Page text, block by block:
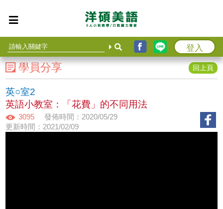
登入
學員分享 回上頁
英○室2
英語小教室：「花費」的不同用法
3095
發佈時間：2020/05/29
更新時間：2021/02/09